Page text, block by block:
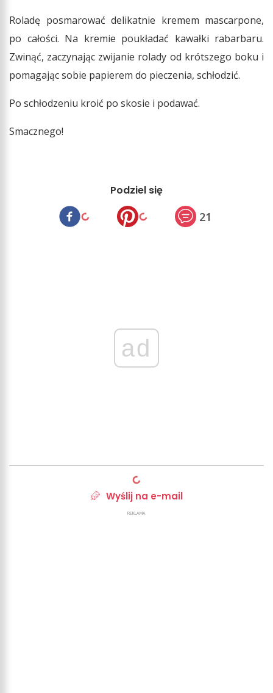
Roladę posmarować delikatnie kremem mascarpone,
po całości. Na kremie poukładać kawałki rabarbaru.
Zwinąć, zaczynając zwijanie rolady od krótszego boku i
pomagając sobie papierem do pieczenia, schłodzić.
Po schłodzeniu kroić po skosie i podawać.
Smacznego!
Podziel się
21
ad
Wyślij na e-mail
REKLAMA